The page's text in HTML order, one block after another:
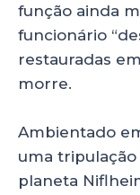
função ainda
funcionário
restauradas
morre.
Ambientado
uma
planeta